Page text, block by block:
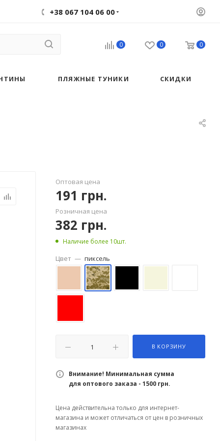
+38 067 104 06 00
0 0 0
ПЛЯЖНЫЕ ТУНИКИ СКИДКИ
Оптовая цена
191 грн.
Розничная цена
382 грн.
Наличие более 10шт.
Цвет — пиксель
В КОРЗИНУ
Внимание! Минимальная сумма
для оптового заказа - 1500 грн.
Цена действительна только для интернет-
магазина и может отличаться от цен в розничных
магазинах